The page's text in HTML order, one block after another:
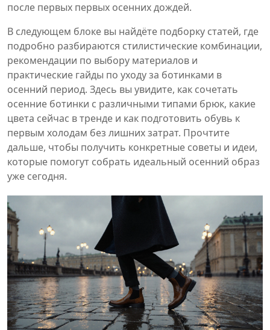
после первых первых осенних дождей.
В следующем блоке вы найдёте подборку статей, где
подробно разбираются стилистические комбинации,
рекомендации по выбору материалов и
практические гайды по уходу за ботинками в
осенний период. Здесь вы увидите, как сочетать
осенние ботинки с различными типами брюк, какие
цвета сейчас в тренде и как подготовить обувь к
первым холодам без лишних затрат. Прочтите
дальше, чтобы получить конкретные советы и идеи,
которые помогут собрать идеальный осенний образ
уже сегодня.